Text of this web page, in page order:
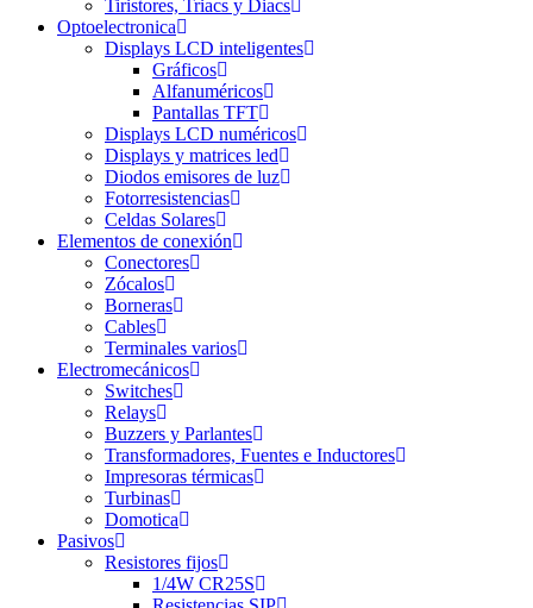
Tiristores, Triacs y Diacs
Optoelectronica
Displays LCD inteligentes
Gráficos
Alfanuméricos
Pantallas TFT
Displays LCD numéricos
Displays y matrices led
Diodos emisores de luz
Fotorresistencias
Celdas Solares
Elementos de conexión
Conectores
Zócalos
Borneras
Cables
Terminales varios
Electromecánicos
Switches
Relays
Buzzers y Parlantes
Transformadores, Fuentes e Inductores
Impresoras térmicas
Turbinas
Domotica
Pasivos
Resistores fijos
1/4W CR25S